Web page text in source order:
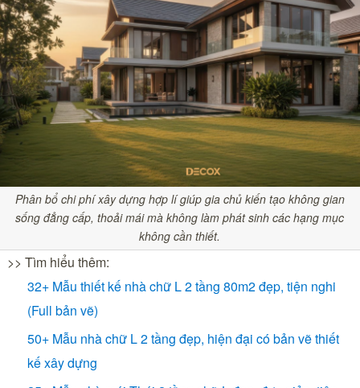
Phân bổ chi phí xây dựng hợp lí giúp gia chủ kiến tạo không gian
sống đẳng cấp, thoải mái mà không làm phát sinh các hạng mục
không cần thiết.
>> Tìm hiểu thêm:
32+ Mẫu thiết kế nhà chữ L 2 tầng 80m2 đẹp, tiện nghi
(Full bản vẽ)
50+ Mẫu nhà chữ L 2 tầng đẹp, hiện đại có bản vẽ thiết
kế xây dựng